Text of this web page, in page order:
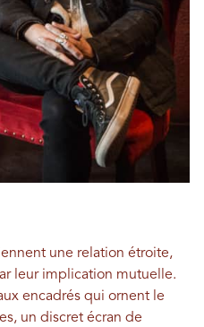
une relation étroite,
leur implication mutuelle.
encadrés qui ornent le
un discret écran de